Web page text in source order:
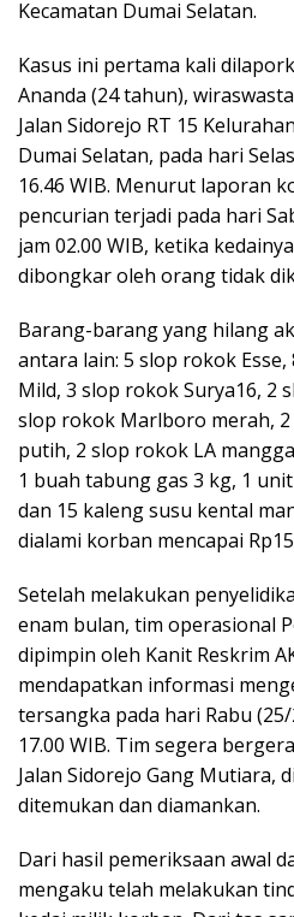
Kecamatan Dumai Selatan.
Kasus ini pertama kali
Ananda (24 tahun),
Jalan Sidorejo RT 15
Dumai Selatan, pada hari
16.46 WIB. Menurut laporan
pencurian terjadi pada hari
jam 02.00 WIB, ketika
dibongkar oleh orang tidak
Barang-barang yang hilang
antara lain: 5 slop rokok
Mild, 3 slop rokok Surya16, 2
slop rokok Marlboro merah,
putih, 2 slop rokok LA
1 buah tabung gas 3 kg, 1
dan 15 kaleng susu kental
dialami korban mencapai
Setelah melakukan
enam bulan, tim operasional
dipimpin oleh Kanit Reskrim
mendapatkan informasi
tersangka pada hari Rabu
17.00 WIB. Tim segera
Jalan Sidorejo Gang Mutiara,
ditemukan dan diamankan.
Dari hasil pemeriksaan awal
mengaku telah melakukan